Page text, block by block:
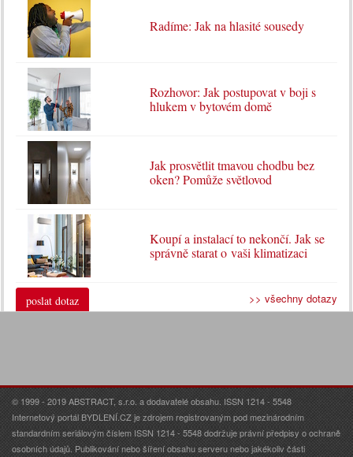
Radíme: Jak na hlasité sousedy
Rozhovor: Jak postupovat v boji s
hlukem v bytovém domě
Jak prosvětlit tmavou chodbu bez
oken? Pomůže světlovod
Koupí a instalací to nekončí. Jak se
správně starat o vaši klimatizaci
poslat dotaz >> všechny dotazy
© 1999 - 2019 ABSTRACT, s.r.o. a dodavatelé obsahu. ISSN 1214 - 5548
Internetový portál BYDLENÍ.CZ je zdrojem registrovaným pod mezinárodním
standardním seriálovým číslem ISSN 1214 - 5548 dodržuje právní předpisy o ochraně
osobních údajů. Publikování nebo šíření obsahu serveru nebo jakékoliv části